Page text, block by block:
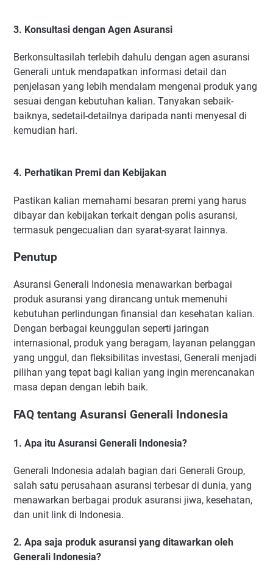
3. Konsultasi dengan Agen Asuransi
Berkonsultasilah terlebih dahulu dengan agen asuransi
Generali untuk mendapatkan informasi detail dan
penjelasan yang lebih mendalam mengenai produk yang
sesuai dengan kebutuhan kalian. Tanyakan sebaik-
baiknya, sedetail-detailnya daripada nanti menyesal di
kemudian hari.
4. Perhatikan Premi dan Kebijakan
Pastikan kalian memahami besaran premi yang harus
dibayar dan kebijakan terkait dengan polis asuransi,
termasuk pengecualian dan syarat-syarat lainnya.
Penutup
Asuransi Generali Indonesia menawarkan berbagai
produk asuransi yang dirancang untuk memenuhi
kebutuhan perlindungan finansial dan kesehatan kalian.
Dengan berbagai keunggulan seperti jaringan
internasional, produk yang beragam, layanan pelanggan
yang unggul, dan fleksibilitas investasi, Generali menjadi
pilihan yang tepat bagi kalian yang ingin merencanakan
masa depan dengan lebih baik.
FAQ tentang Asuransi Generali Indonesia
1. Apa itu Asuransi Generali Indonesia?
Generali Indonesia adalah bagian dari Generali Group,
salah satu perusahaan asuransi terbesar di dunia, yang
menawarkan berbagai produk asuransi jiwa, kesehatan,
dan unit link di Indonesia.
2. Apa saja produk asuransi yang ditawarkan oleh
Generali Indonesia?